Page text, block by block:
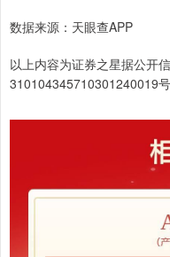
数据来源：天眼查APP
以上内容为证券之星据公开
310104345710301240019